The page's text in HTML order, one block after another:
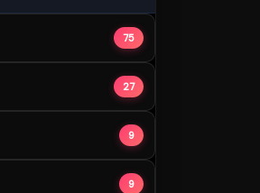
75
27
9
9